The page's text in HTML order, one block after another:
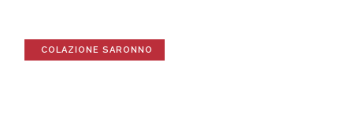
COLAZIONE SARONNO